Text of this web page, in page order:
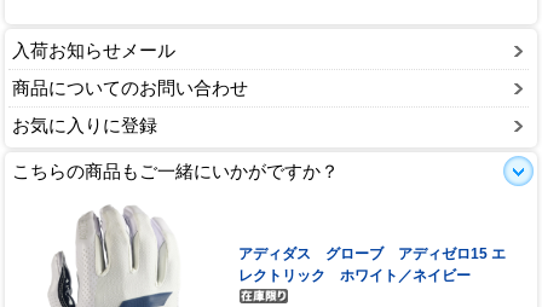
入荷お知らせメール
商品についてのお問い合わせ
お気に入りに登録
こちらの商品もご一緒にいかがですか？
アディダス グローブ アディゼロ15 エ
レクトリック ホワイト／ネイビー